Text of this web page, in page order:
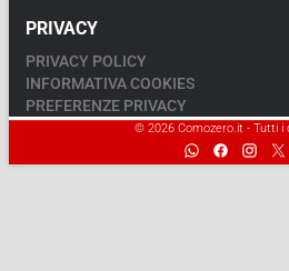
PRIVACY
PRIVACY POLICY
INFORMATIVA COOKIES
PREFERENZE PRIVACY
© 2026 Comozero.it - Tutti i